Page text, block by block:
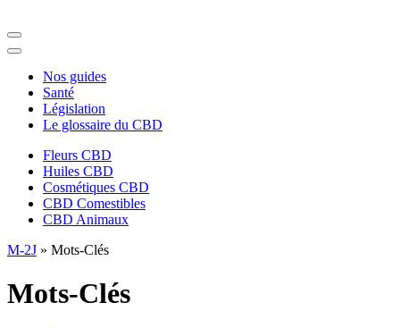
Nos guides
Santé
Législation
Le glossaire du CBD
Fleurs CBD
Huiles CBD
Cosmétiques CBD
CBD Comestibles
CBD Animaux
M-2J » Mots-Clés
Mots-Clés